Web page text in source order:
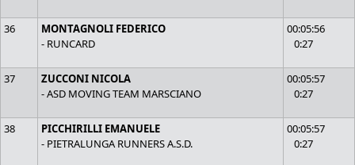
36
MONTAGNOLI FEDERICO
- RUNCARD
00:05:56
0:27
37
ZUCCONI NICOLA
- ASD MOVING TEAM MARSCIANO
00:05:57
0:27
38
PICCHIRILLI EMANUELE
- PIETRALUNGA RUNNERS A.S.D.
00:05:57
0:27